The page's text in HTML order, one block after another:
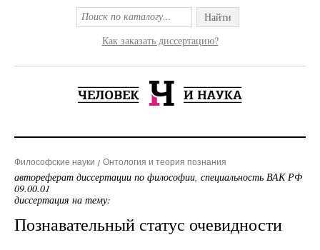
Найти
Как заказать диссертацию?
Философские науки Онтология и теория познания
автореферат диссертации по философии, специальность ВАК РФ
09.00.01
диссертация на тему:
Познавательный статус очевидности